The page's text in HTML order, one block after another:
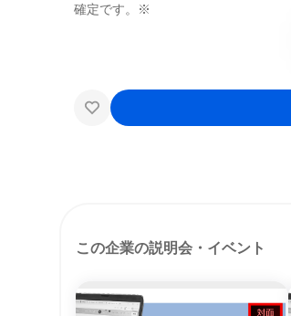
確定です。※
この企業の説明会・イベント